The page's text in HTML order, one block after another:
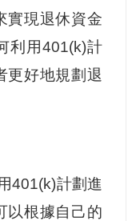
實現退休資金
利用401(k)計
更好地規劃退
401(k)計劃進
以根據自己的